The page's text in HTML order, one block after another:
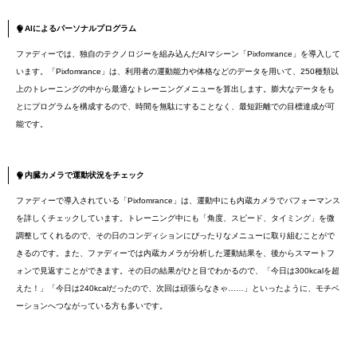
AIによるパーソナルプログラム
ファディーでは、独自のテクノロジーを組み込んだAIマシーン「Pixfomrance」を導入して
います。「Pixfomrance」は、利用者の運動能力や体格などのデータを用いて、250種類以
上のトレーニングの中から最適なトレーニングメニューを算出します。膨大なデータをも
とにプログラムを構成するので、時間を無駄にすることなく、最短距離での目標達成が可
能です。
内臓カメラで運動状況をチェック
ファディーで導入されている「Pixfomrance」は、運動中にも内蔵カメラでパフォーマンス
を詳しくチェックしています。トレーニング中にも「角度、スピード、タイミング」を微
調整してくれるので、その日のコンディションにぴったりなメニューに取り組むことがで
きるのです。また、ファディーでは内蔵カメラが分析した運動結果を、後からスマートフ
ォンで見返すことができます。その日の結果がひと目でわかるので、「今日は300kcalを超
えた！」「今日は240kcalだったので、次回は頑張らなきゃ……」といったように、モチベ
ーションへつながっている方も多いです。